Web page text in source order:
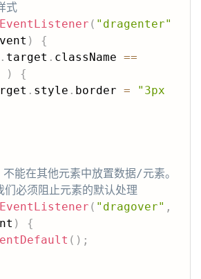
式
( "dragenter"
)
{
. target . className ==
)
{
. style . border =
"3px
能在其他元素中放置数据/元素。
们必须阻止元素的默认处理
( "dragover" ,
)
{
( ) ;